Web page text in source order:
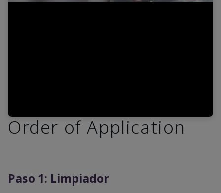
Order of Application
Paso 1: Limpiador